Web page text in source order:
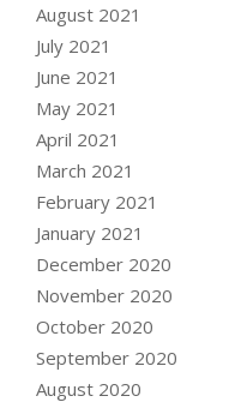
August 2021
July 2021
June 2021
May 2021
April 2021
March 2021
February 2021
January 2021
December 2020
November 2020
October 2020
September 2020
August 2020